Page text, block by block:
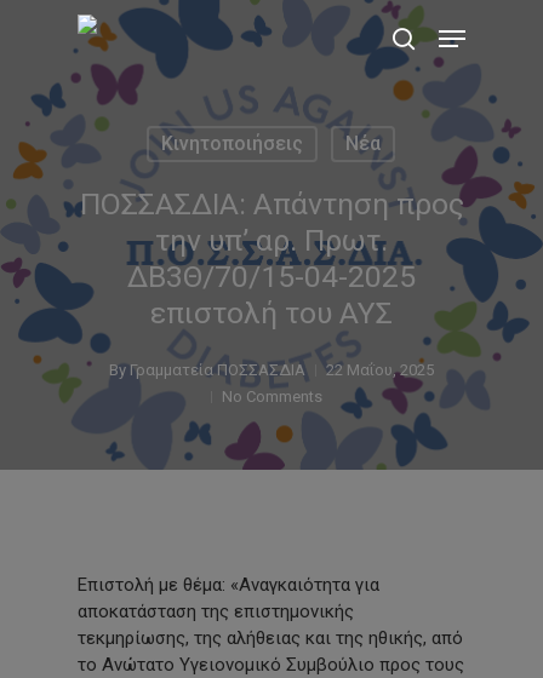
content
search
Menu
Κινητοποιήσεις Νέα
ΠΟΣΣΑΣΔΙΑ: Απάντηση προς
την υπ’ αρ. Πρωτ.
ΔΒ3Θ/70/15-04-2025
επιστολή του ΑΥΣ
By Γραμματεία ΠΟΣΣΑΣΔΙΑ
22 Μαΐου, 2025
No Comments
Επιστολή με θέμα: «Αναγκαιότητα για
αποκατάσταση της επιστημονικής
τεκμηρίωσης, της αλήθειας και της ηθικής, από
το Ανώτατο Υγειονομικό Συμβούλιο προς τους